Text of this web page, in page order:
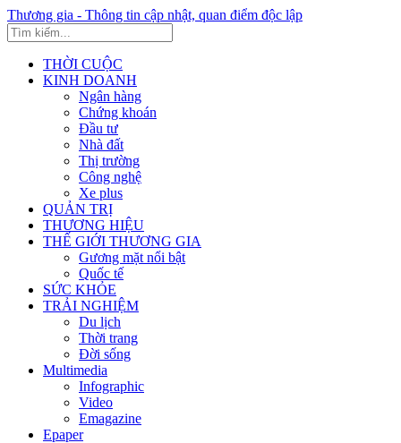
Thương gia - Thông tin cập nhật, quan điểm độc lập
THỜI CUỘC
KINH DOANH
Ngân hàng
Chứng khoán
Đầu tư
Nhà đất
Thị trường
Công nghệ
Xe plus
QUẢN TRỊ
THƯƠNG HIỆU
THẾ GIỚI THƯƠNG GIA
Gương mặt nổi bật
Quốc tế
SỨC KHỎE
TRẢI NGHIỆM
Du lịch
Thời trang
Đời sống
Multimedia
Infographic
Video
Emagazine
Epaper